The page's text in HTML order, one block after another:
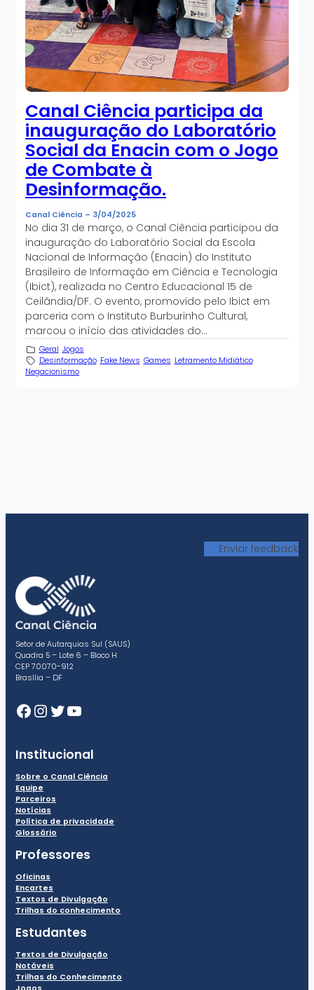
Canal Ciência participa da
inauguração do Laboratório
Social da Enacin com o Jogo
de Combate à
Desinformação.
Canal Ciência – 3/04/2025
No dia 31 de março, o Canal Ciência participou da
inauguração do Laboratório Social da Escola
Nacional de Informação (Enacin) do Instituto
Brasileiro de Informação em Ciência e Tecnologia
(Ibict), realizada no Centro Educacional 15 de
Ceilândia/DF. O evento, promovido pelo Ibict em
parceria com o Instituto Burburinho Cultural,
marcou o início das atividades do…
Geral Jogos
Desinformação Fake News Games Letramento Midiático
Negacionismo
Enviar feedback
Setor de Autarquias Sul (SAUS)
Quadra 5 – Lote 6 – Bloco H
CEP 70070-912
Brasília – DF
Facebook
Instagram
Twitter
Youtube
Institucional
Sobre o Canal Ciência
Equipe
Parceiros
Notícias
Política de privacidade
Glossário
Professores
Oficinas
Encartes
Textos de Divulgação
Trilhas do conhecimento
Estudantes
Textos de Divulgação
Notáveis
Trilhas do Conhecimento